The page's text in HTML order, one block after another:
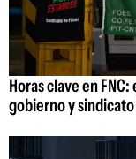
Horas clave en
gobierno y